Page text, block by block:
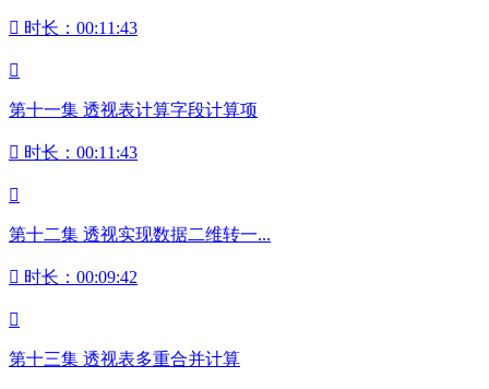
 时长：00:11:43

第十一集 透视表计算字段计算项
 时长：00:11:43

第十二集 透视实现数据二维转一...
 时长：00:09:42

第十三集 透视表多重合并计算